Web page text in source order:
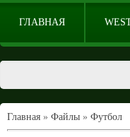
ГЛАВНАЯ
Главная » Файлы » Футбол